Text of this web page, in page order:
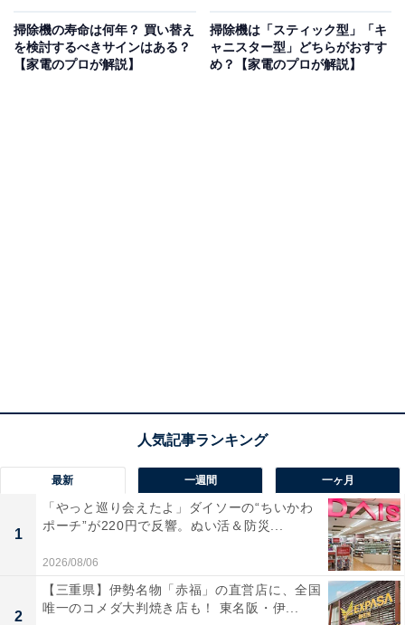
掃除機の寿命は何年？ 買い替え
を検討するべきサインはある？
【家電のプロが解説】
掃除機は「スティック型」「キ
ャニスター型」どちらがおすす
め？【家電のプロが解説】
最新 一週間 一ヶ月
1
「やっと巡り会えたよ」ダイソーの“ちいかわ
ポーチ”が220円で反響。ぬい活＆防災...
2026/08/06
2
【三重県】伊勢名物「赤福」の直営店に、全国
唯一のコメダ大判焼き店も！ 東名阪・伊...